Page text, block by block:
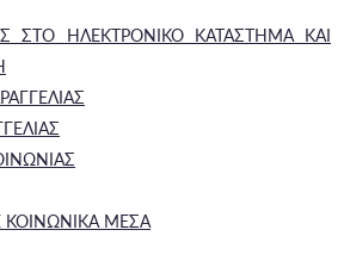
ΣΤΟ ΗΛΕΚΤΡΟΝΙΚΟ ΚΑΤΑΣΤΗΜΑ ΚΑΙ
ΚΟΙΝΩΝΙΚΑ ΜΕΣΑ